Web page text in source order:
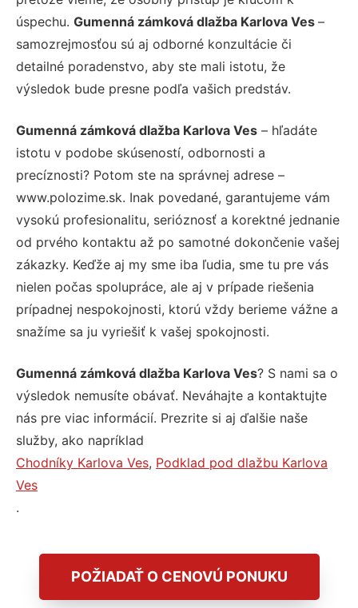
úspechu. Gumenná zámková dlažba Karlova Ves –
samozrejmosťou sú aj odborné konzultácie či
detailné poradenstvo, aby ste mali istotu, že
výsledok bude presne podľa vašich predstáv.
Gumenná zámková dlažba Karlova Ves – hľadáte
istotu v podobe skúseností, odbornosti a
precíznosti? Potom ste na správnej adrese –
www.polozime.sk. Inak povedané, garantujeme vám
vysokú profesionalitu, serióznosť a korektné jednanie
od prvého kontaktu až po samotné dokončenie vašej
zákazky. Keďže aj my sme iba ľudia, sme tu pre vás
nielen počas spolupráce, ale aj v prípade riešenia
prípadnej nespokojnosti, ktorú vždy berieme vážne a
snažíme sa ju vyriešiť k vašej spokojnosti.
Gumenná zámková dlažba Karlova Ves? S nami sa o
výsledok nemusíte obávať. Neváhajte a kontaktujte
nás pre viac informácií. Prezrite si aj ďalšie naše
služby, ako napríklad
Chodníky Karlova Ves, Podklad pod dlažbu Karlova
Ves
.
POŽIADAŤ O CENOVÚ PONUKU